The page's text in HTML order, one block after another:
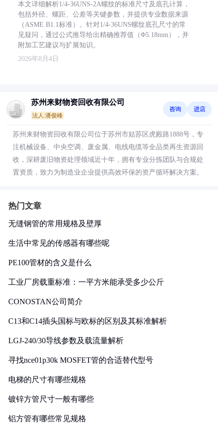
本文详细解析1/4-36UNS-2A螺纹的标准尺寸及底孔计算，
包括外径、螺距、公差等关键参数，并提供专业数据来源
（ASME B1.1标准）。针对1/4-36UNS螺纹底孔尺寸的常
见疑问，通过公式推导给出精确推荐值（Φ5.18mm），并
附加工艺建议与扩展知识。
2026年8月4日
苏州来财物资回收有限公司
法人:潘俊峰
咨询 进店
苏州来财物资回收有限公司位于苏州市姑苏区虎殿路1888号，专
注机械设备、中央空调、废金属、电线电缆等全品类再生资源回
收，深耕废旧物资处理领域近十年，拥有专业分拣团队与合规处
置资质，致力为制造业企业提供高效环保的资产循环解决方案。
热门文章
无缝钢管的常用规格及壁厚
生活中常见的传感器有哪些呢
PE100管材的含义是什么
工业厂房载重标准：一平方米能承受多少公斤
CONOSTAN公司简介
C13和C14插头国标与欧标的区别及其标准解析
LGJ-240/30导线参数及载流量解析
寻找nce01p30k MOSFET管的合适替代型号
电梯的尺寸有哪些规格
镀锌方管尺寸一般有哪些
铝方管有哪些常见规格